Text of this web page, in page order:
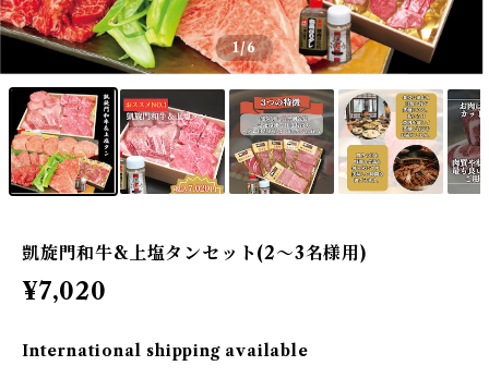
1/6
凱旋門和牛&上塩タンセット(2～3名様用)
¥7,020
International shipping available